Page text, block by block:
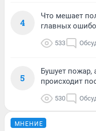
4
Что мешает
главных
533
5
Бушует пожар,
происходит
530
МНЕНИЕ